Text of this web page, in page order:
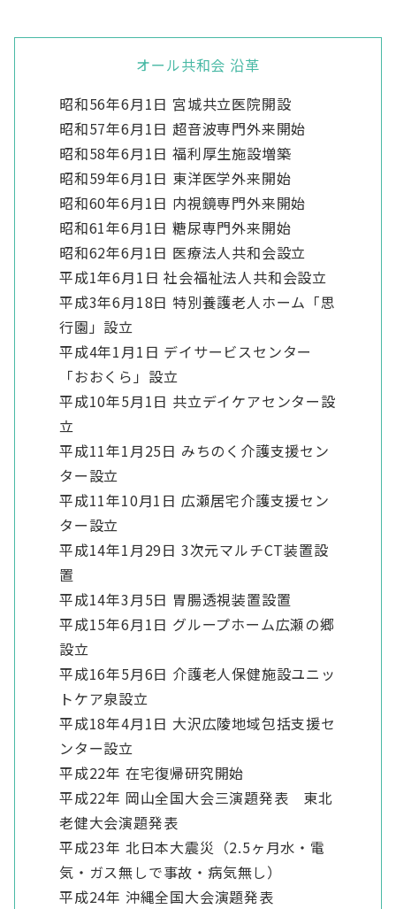
オール共和会 沿革
昭和56年6月1日 宮城共立医院開設
昭和57年6月1日 超音波専門外来開始
昭和58年6月1日 福利厚生施設増築
昭和59年6月1日 東洋医学外来開始
昭和60年6月1日 内視鏡専門外来開始
昭和61年6月1日 糖尿専門外来開始
昭和62年6月1日 医療法人共和会設立
平成1年6月1日 社会福祉法人共和会設立
平成3年6月18日 特別養護老人ホーム「思
行園」設立
平成4年1月1日 デイサービスセンター
「おおくら」設立
平成10年5月1日 共立デイケアセンター設
立
平成11年1月25日 みちのく介護支援セン
ター設立
平成11年10月1日 広瀬居宅介護支援セン
ター設立
平成14年1月29日 3次元マルチCT装置設
置
平成14年3月5日 胃腸透視装置設置
平成15年6月1日 グループホーム広瀬の郷
設立
平成16年5月6日 介護老人保健施設ユニッ
トケア泉設立
平成18年4月1日 大沢広陵地域包括支援セ
ンター設立
平成22年 在宅復帰研究開始
平成22年 岡山全国大会三演題発表 東北
老健大会演題発表
平成23年 北日本大震災（2.5ヶ月水・電
気・ガス無しで事故・病気無し）
平成24年 沖縄全国大会演題発表